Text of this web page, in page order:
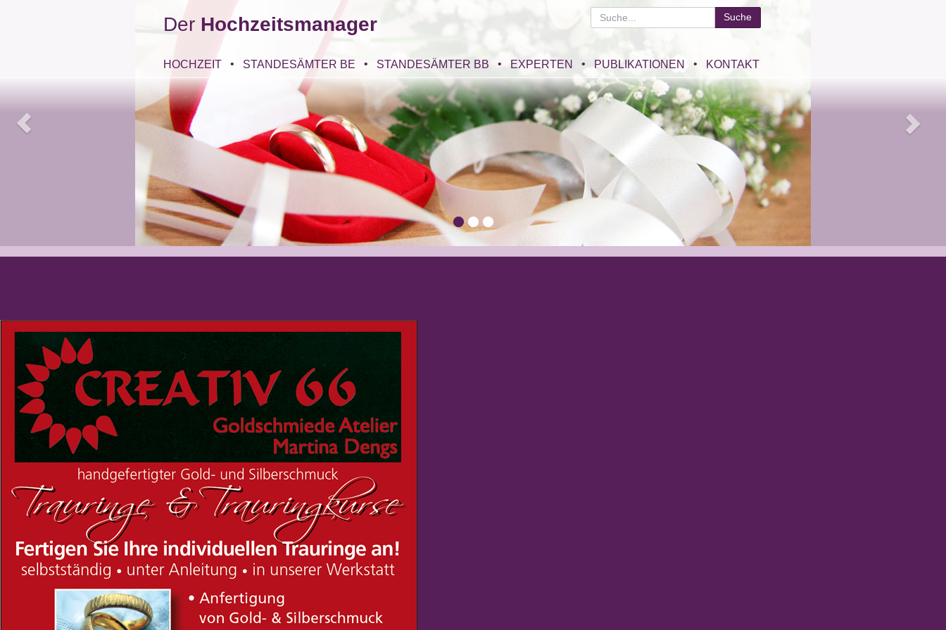
Der Hochzeitsmanager
HOCHZEIT STANDESÄMTER BE STANDESÄMTER BB EXPERTEN PUBLIKATIONEN KONTAKT